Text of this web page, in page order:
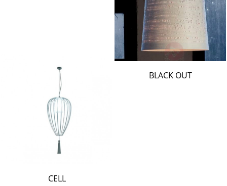
BLACK OUT
CELL